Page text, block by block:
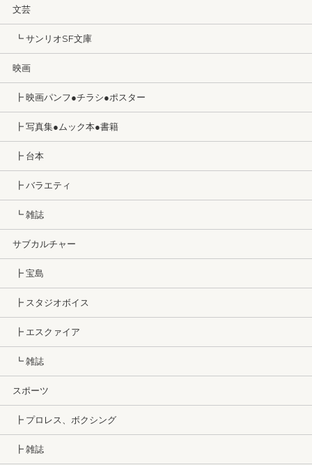
文芸
┗ サンリオSF文庫
映画
┣ 映画パンフ●チラシ●ポスター
┣ 写真集●ムック本●書籍
┣ 台本
┣ バラエティ
┗ 雑誌
サブカルチャー
┣ 宝島
┣ スタジオボイス
┣ エスクァイア
┗ 雑誌
スポーツ
┣ プロレス、ボクシング
┣ 雑誌